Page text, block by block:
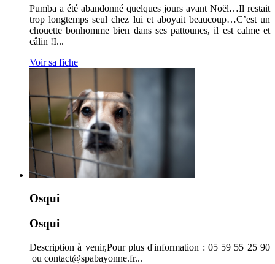
Pumba a été abandonné quelques jours avant Noël…Il restait
trop longtemps seul chez lui et aboyait beaucoup…C’est un
chouette bonhomme bien dans ses pattounes, il est calme et
câlin !I...
Voir sa fiche
Osqui
Osqui
Description à venir,Pour plus d'information : 05 59 55 25 90
ou contact@spabayonne.fr...